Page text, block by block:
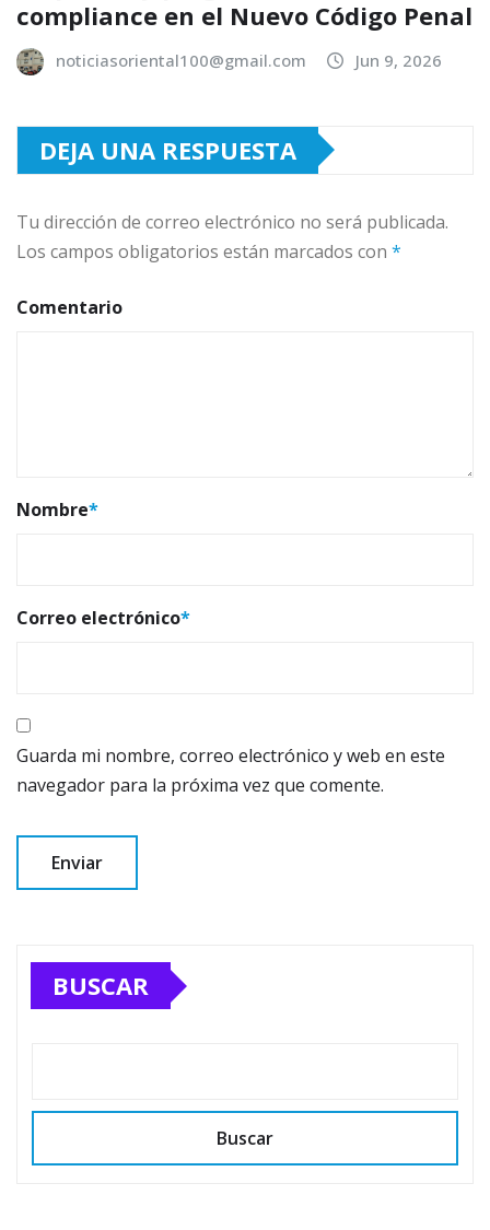
compliance en el Nuevo Código Penal
noticiasoriental100@gmail.com Jun 9, 2026
DEJA UNA RESPUESTA
Tu dirección de correo electrónico no será publicada.
Los campos obligatorios están marcados con *
Comentario
Nombre*
Correo electrónico*
Guarda mi nombre, correo electrónico y web en este
navegador para la próxima vez que comente.
BUSCAR
Buscar